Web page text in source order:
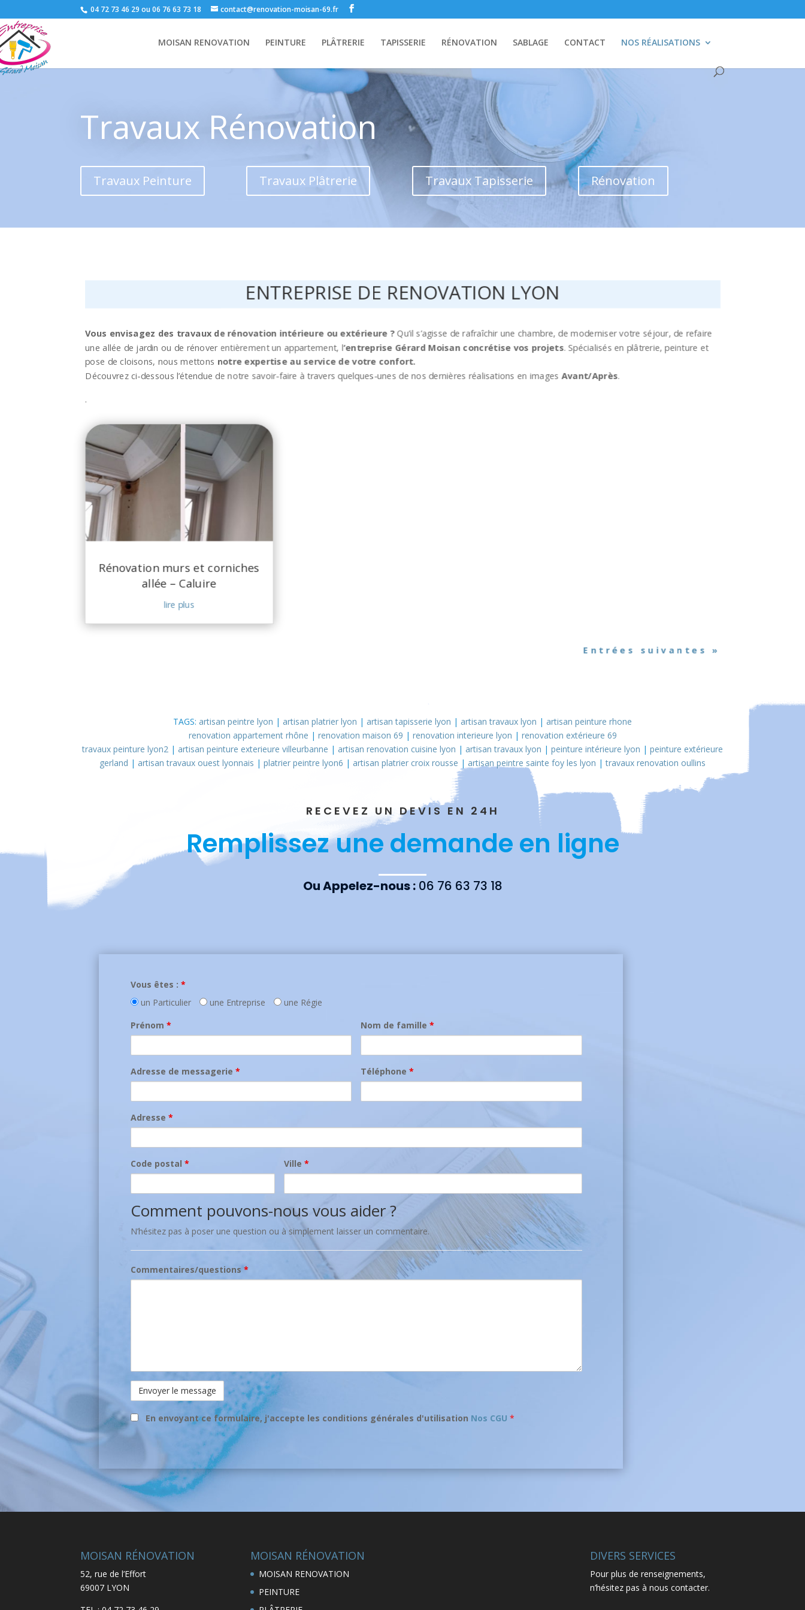
04 72 73 46 29 ou 06 76 63 73 18 contact@renovation-moisan-69.fr
MOISAN RENOVATION PEINTURE PLÂTRERIE TAPISSERIE RÉNOVATION SABLAGE CONTACT NOS RÉALISATIONS
Travaux Rénovation
Travaux Peinture Travaux Plâtrerie Travaux Tapisserie Rénovation
ENTREPRISE DE RENOVATION LYON
Vous envisagez des travaux de rénovation intérieure ou extérieure ?Qu’il s’agisse de rafraîchir une chambre, de moderniser votre séjour, de refaire
une allée de jardin ou de rénover entièrement un appartement, l‘entreprise Gérard Moisan concrétise vos projets. Spécialisés en plâtrerie, peinture et
pose de cloisons, nous mettons notre expertise au service de votre confort.
Découvrez ci-dessous l’étendue de notre savoir-faire à travers quelques-unes de nos dernières réalisations en imagesAvant/Après.
.
Rénovation murs et corniches
allée – Caluire
lire plus
Entrées suivantes »
TAGS: artisan peintre lyon | artisan platrier lyon | artisan tapisserie lyon | artisan travaux lyon | artisan peinture rhone
renovation appartement rhône | renovation maison 69 | renovation interieure lyon | renovation extérieure 69
travaux peinture lyon2 | artisan peinture exterieure villeurbanne | artisan renovation cuisine lyon | artisan travaux lyon | peinture intérieure lyon | peinture extérieure
gerland | artisan travaux ouest lyonnais | platrier peintre lyon6 | artisan platrier croix rousse | artisan peintre sainte foy les lyon |travaux renovation oullins
RECEVEZ UN DEVIS EN 24H
Remplissez une demande en ligne
Ou Appelez-nous :06 76 63 73 18
Vous êtes :*
un Particulier
une Entreprise
une Régie
Prénom* Nom de famille*
Adresse de messagerie* Téléphone*
Adresse*
Code postal* Ville*
Comment pouvons-nous vous aider ?
N’hésitez pas à poser une question ou à simplement laisser un commentaire.
Commentaires/questions*
En envoyant ce formulaire, j'accepte les conditions générales d'utilisation Nos CGU*
MOISAN RÉNOVATION
52, rue de l’Effort
69007 LYON
MOISAN RÉNOVATION
MOISAN RENOVATION
PEINTURE
DIVERS SERVICES
Pour plus de renseignements,
n’hésitez pas à nous contacter.